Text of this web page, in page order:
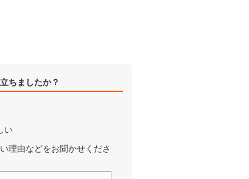
ちましたか？
い
理由などをお聞かせくださ